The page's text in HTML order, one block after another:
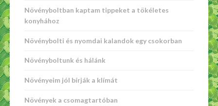
Növényboltban kaptam tippeket a tökéletes
konyhához
Növénybolti és nyomdai kalandok egy csokorban
Növényboltunk és hálánk
Növényeim jól bírják a klímát
Növények a csomagtartóban